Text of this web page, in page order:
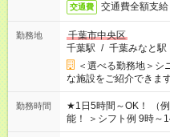
交通費 交通費全額支給
勤務地
千葉市中央区
千葉駅 / 千葉みなと駅
＜選べる勤務地＞
な施設をご紹介できま
勤務時間
★1日5時間～OK！ （
能！ ＞シフト例 9時～
のご都合に合わせて勤